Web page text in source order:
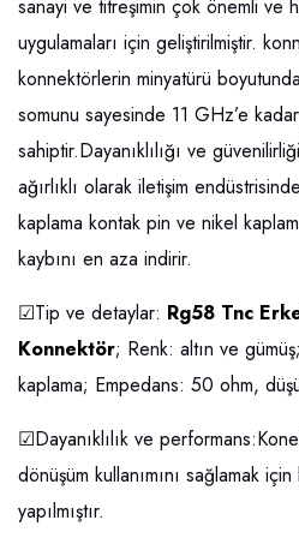
sanayi ve titreşimin çok önemli ve
uygulamaları için geliştirilmiştir.
konnektörlerin minyatürü
somunu sayesinde 11 GHz’e
sahiptir.Dayanıklılığı ve
ağırlıklı olarak iletişim
kaplama kontak pin ve nikel
kaybını en aza indirir.
☑Tip ve detaylar: Rg58 Tnc
Konnektör; Renk: altın ve
kaplama; Empedans: 50 ohm,
☑Dayanıklılık ve
dönüşüm kullanımını sağlamak
yapılmıştır.